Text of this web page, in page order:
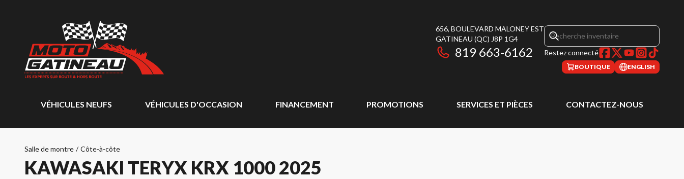
656, BOULEVARD MALONEY EST
GATINEAU (QC) J8P 1G4
819 663-6162 Restez connecté
BOUTIQUE ENGLISH
VÉHICULES NEUFS VÉHICULES D'OCCASION FINANCEMENT PROMOTIONS SERVICES ET PIÈCES CONTACTEZ-NOUS
Salle de montre / Côte-à-côte
KAWASAKI TERYX KRX 1000 2025